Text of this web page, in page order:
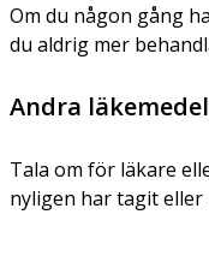
Om du någon gång
du aldrig mer
Andra
Tala om för läkare
nyligen har tagit eller